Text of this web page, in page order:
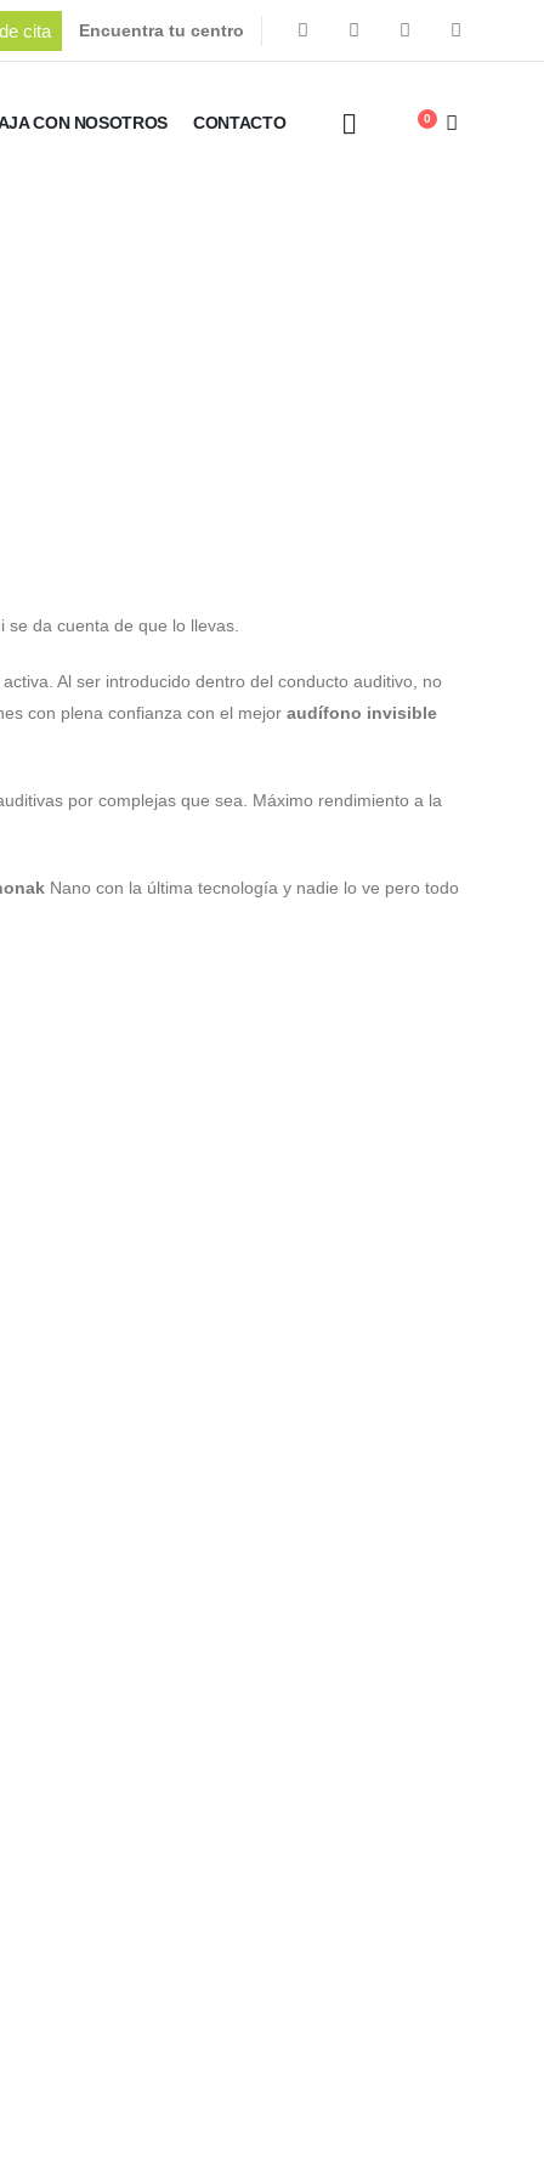
cita Encuentra tu centro
CON NOSOTROS CONTACTO 0
se da cuenta de que lo llevas.
Al ser introducido dentro del conducto auditivo, no
con plena confianza con el mejor audífono invisible
por complejas que sea. Máximo rendimiento a la
Nano con la última tecnología y nadie lo ve pero todo